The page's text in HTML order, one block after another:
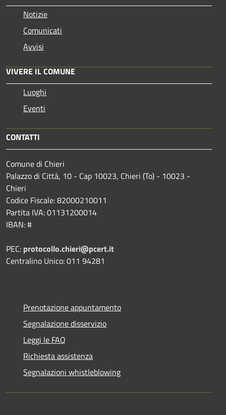
Notizie
Comunicati
Avvisi
VIVERE IL COMUNE
Luoghi
Eventi
CONTATTI
Comune di Chieri
Palazzo di Città, 10 - Cap 10023, Chieri (To) - 10023 -
Chieri
Codice Fiscale: 82000210011
Partita IVA: 01131200014
IBAN: #
PEC: protocollo.chieri@pcert.it
Centralino Unico: 011 94281
Prenotazione appuntamento
Segnalazione disservizio
Leggi le FAQ
Richiesta assistenza
Segnalazioni whistleblowing